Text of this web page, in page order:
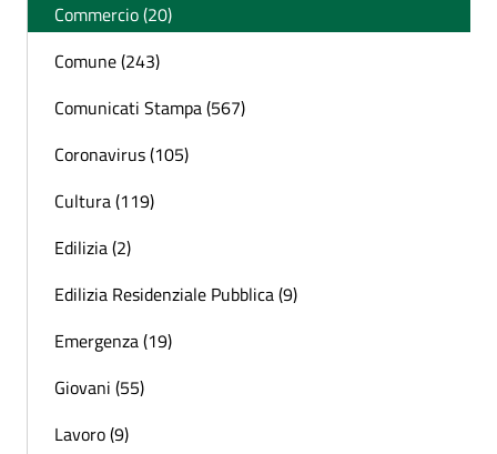
Commercio (20)
Comune (243)
Comunicati Stampa (567)
Coronavirus (105)
Cultura (119)
Edilizia (2)
Edilizia Residenziale Pubblica (9)
Emergenza (19)
Giovani (55)
Lavoro (9)